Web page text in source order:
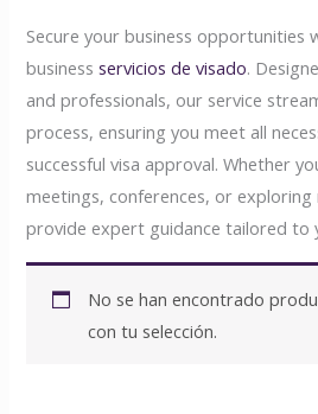
Secure your business opportunities
businessservicios de visado.
and professionals, our service
process, ensuring you meet all
successful visa approval. Whether
meetings, conferences, or exploring
provide expert guidance tailored to
No se han encontrado
con tu selección.